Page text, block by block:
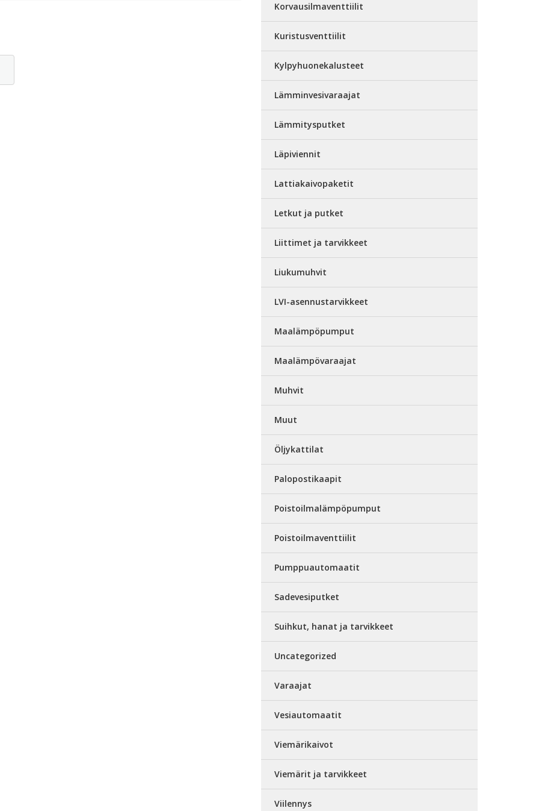
Korvausilmaventtiilit
Kuristusventtiilit
Kylpyhuonekalusteet
Lämminvesivaraajat
Lämmitysputket
Läpiviennit
Lattiakaivopaketit
Letkut ja putket
Liittimet ja tarvikkeet
Liukumuhvit
LVI-asennustarvikkeet
Maalämpöpumput
Maalämpövaraajat
Muhvit
Muut
Öljykattilat
Palopostikaapit
Poistoilmalämpöpumput
Poistoilmaventtiilit
Pumppuautomaatit
Sadevesiputket
Suihkut, hanat ja tarvikkeet
Uncategorized
Varaajat
Vesiautomaatit
Viemärikaivot
Viemärit ja tarvikkeet
Viilennys